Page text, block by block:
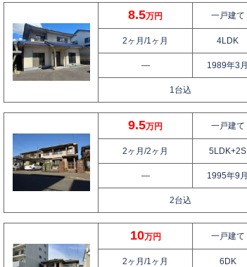
8.5万円 一戸建て
2ヶ月/1ヶ月 4LDK
—
1989年3月
1台込
9.5万円 一戸建て
2ヶ月/2ヶ月 5LDK+2S
—
1995年9月
2台込
10万円 一戸建て
2ヶ月/1ヶ月 6DK